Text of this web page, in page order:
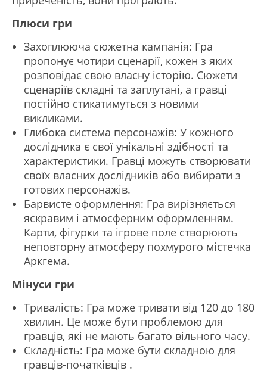
Плюси гри
Захоплююча сюжетна кампанія: Гра
пропонує чотири сценарії, кожен з яких
розповідає свою власну історію. Сюжети
сценаріїв складні та заплутані, а гравці
постійно стикатимуться з новими
викликами.
Глибока система персонажів: У кожного
дослідника є свої унікальні здібності та
характеристики. Гравці можуть створювати
своїх власних дослідників або вибирати з
готових персонажів.
Барвисте оформлення: Гра вирізняється
яскравим і атмосферним оформленням.
Карти, фігурки та ігрове поле створюють
неповторну атмосферу похмурого містечка
Аркгема.
Мінуси гри
Тривалість: Гра може тривати від 120 до 180
хвилин. Це може бути проблемою для
гравців, які не мають багато вільного часу.
Складність: Гра може бути складною для
гравців-початківців .